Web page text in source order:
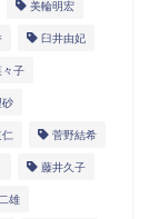
美輪明宏
臼井由妃
々子
砂
菅野結希
藤井久子
雄